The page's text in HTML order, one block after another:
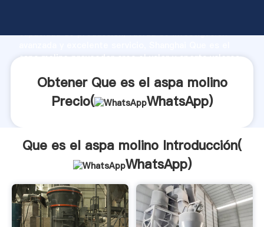
capacidad de producción, fuerza de investigación
aspa molino proveedor crea el valor y aporta valores
Obtener Que es el aspa molino
Precio(
WhatsApp)
Que es el aspa molino Introducción(
WhatsApp)